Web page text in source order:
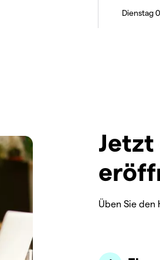
Dienstag
Üben Sie den